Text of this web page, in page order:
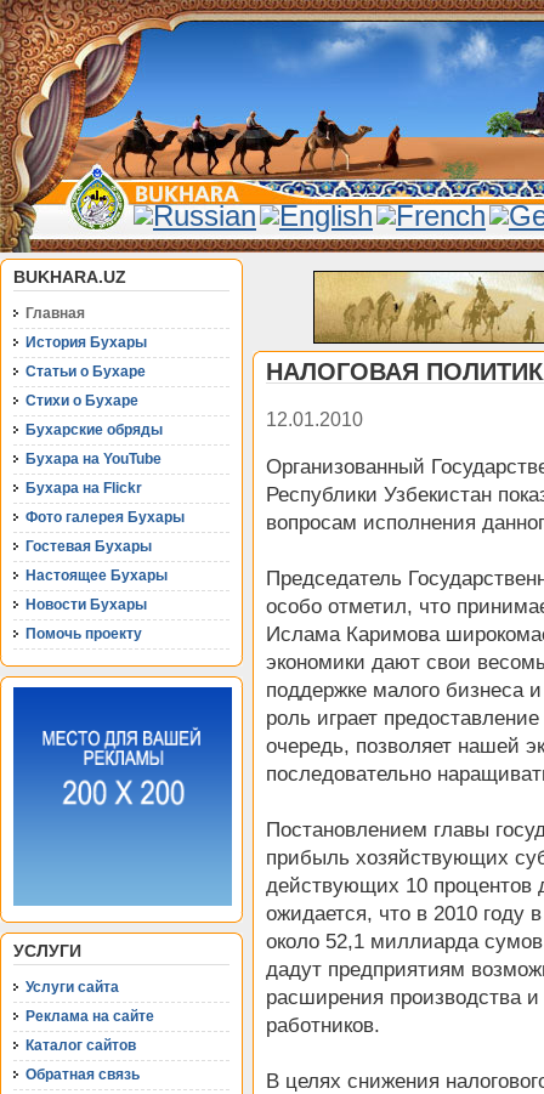
BUKHARA.UZ
Главная
История Бухары
Статьи о Бухаре
Стихи о Бухаре
Бухарские обряды
Бухара на YouTube
Бухара на Flickr
Фото галерея Бухары
Гостевая Бухары
Настоящее Бухары
Новости Бухары
Помочь проекту
УСЛУГИ
Услуги сайта
Реклама на сайте
Каталог сайтов
Обратная связь
НАЛОГОВАЯ
12.01.2010
Организованный
Республики Узбекистан
вопросам исполнения
Председатель
особо отметил, что
Ислама Каримова
экономики дают свои
поддержке малого бизнеса
роль играет
очередь, позволяет нашей
последовательно
Постановлением главы
прибыль хозяйствующих
действующих 10 процентов
ожидается, что в 2010 году
около 52,1 миллиарда
дадут предприятиям
расширения производства
работников.
В целях снижения